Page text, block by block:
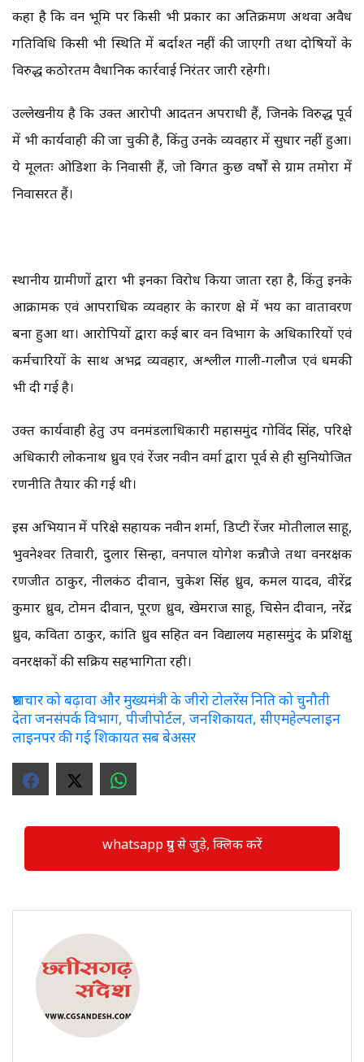
कहा है कि वन भूमि पर किसी भी प्रकार का अतिक्रमण अथवा अवैध
गतिविधि किसी भी स्थिति में बर्दाश्त नहीं की जाएगी तथा दोषियों के
विरुद्ध कठोरतम वैधानिक कार्रवाई निरंतर जारी रहेगी।
उल्लेखनीय है कि उक्त आरोपी आदतन अपराधी हैं, जिनके विरुद्ध पूर्व
में भी कार्यवाही की जा चुकी है, किंतु उनके व्यवहार में सुधार नहीं हुआ।
ये मूलतः ओडिशा के निवासी हैं, जो विगत कुछ वर्षों से ग्राम तमोरा में
निवासरत हैं।
स्थानीय ग्रामीणों द्वारा भी इनका विरोध किया जाता रहा है, किंतु इनके
आक्रामक एवं आपराधिक व्यवहार के कारण क्षेत्र में भय का वातावरण
बना हुआ था। आरोपियों द्वारा कई बार वन विभाग के अधिकारियों एवं
कर्मचारियों के साथ अभद्र व्यवहार, अश्लील गाली-गलौज एवं धमकी
भी दी गई है।
उक्त कार्यवाही हेतु उप वनमंडलाधिकारी महासमुंद गोविंद सिंह, परिक्षेत्र
अधिकारी लोकनाथ ध्रुव एवं रेंजर नवीन वर्मा द्वारा पूर्व से ही सुनियोजित
रणनीति तैयार की गई थी।
इस अभियान में परिक्षेत्र सहायक नवीन शर्मा, डिप्टी रेंजर मोतीलाल साहू,
भुवनेश्वर तिवारी, दुलार सिन्हा, वनपाल योगेश कन्नौजे तथा वनरक्षक
रणजीत ठाकुर, नीलकंठ दीवान, चुकेश सिंह ध्रुव, कमल यादव, वीरेंद्र
कुमार ध्रुव, टोमन दीवान, पूरण ध्रुव, खेमराज साहू, चित्रसेन दीवान, नरेंद्र
ध्रुव, कविता ठाकुर, कांति ध्रुव सहित वन विद्यालय महासमुंद के प्रशिक्षु
वनरक्षकों की सक्रिय सहभागिता रही।
भ्रष्टाचार को बढ़ावा और मुख्यमंत्री के जीरो टोलरेंस निति को चुनौती
देता जनसंपर्क विभाग, पीजीपोर्टल, जनशिकायत, सीएमहेल्पलाइन
लाइनपर की गई शिकायत सब बेअसर
whatsapp ग्रुप से जुड़े, क्लिक करें